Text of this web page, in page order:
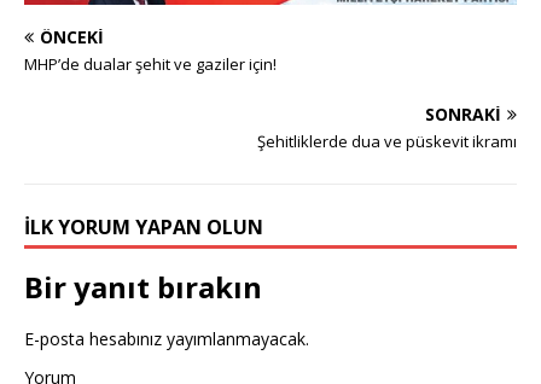
ÖNCEKI
MHP’de dualar şehit ve gaziler için!
SONRAKI
Şehitliklerde dua ve püskevit ikramı
İLK YORUM YAPAN OLUN
Bir yanıt bırakın
E-posta hesabınız yayımlanmayacak.
Yorum